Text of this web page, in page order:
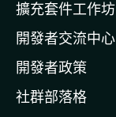
a
官
網
擴充套件工作坊
開發者交流中心
開發者政策
社群部落格